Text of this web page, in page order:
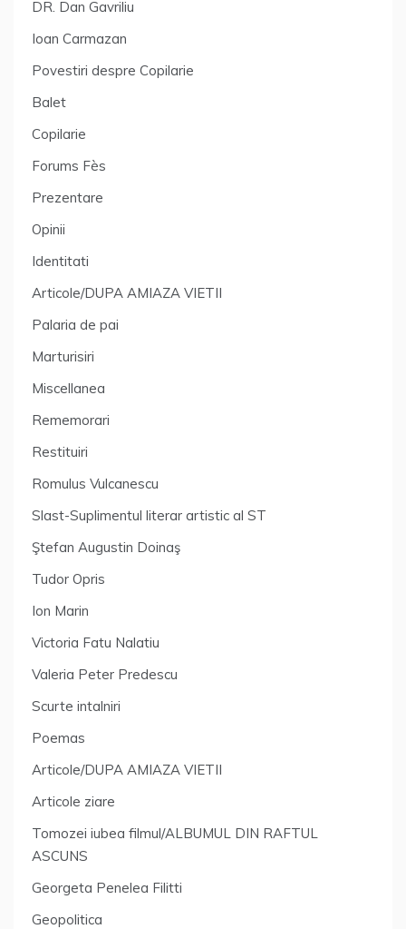
DR. Dan Gavriliu
Ioan Carmazan
Povestiri despre Copilarie
Balet
Copilarie
Forums Fès
Prezentare
Opinii
Identitati
Articole/DUPA AMIAZA VIETII
Palaria de pai
Marturisiri
Miscellanea
Rememorari
Restituiri
Romulus Vulcanescu
Slast-Suplimentul literar artistic al ST
Ştefan Augustin Doinaş
Tudor Opris
Ion Marin
Victoria Fatu Nalatiu
Valeria Peter Predescu
Scurte intalniri
Poemas
Articole/DUPA AMIAZA VIETII
Articole ziare
Tomozei iubea filmul/ALBUMUL DIN RAFTUL
ASCUNS
Georgeta Penelea Filitti
Geopolitica